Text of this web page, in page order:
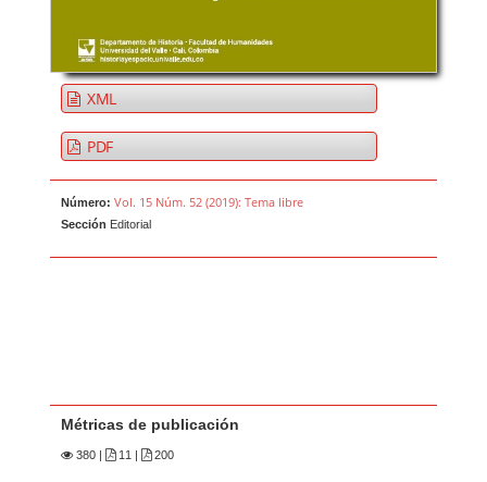
XML
PDF
Número: Vol. 15 Núm. 52 (2019): Tema libre
Sección Editorial
Métricas de publicación
380 | 11 | 200